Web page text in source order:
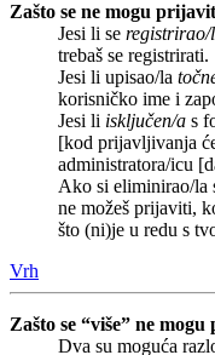
Zašto se ne mogu
Jesi li se registrirao/
trebaš se registrirati.
Jesi li upisao/la
korisničko ime i
Jesi li isključen/a s
[kod prijavljivanja
administratora/icu
Ako si eliminirao/la
ne možeš prijaviti,
što (ni)je u redu s
Vrh
Zašto se “više” ne
Dva su moguća